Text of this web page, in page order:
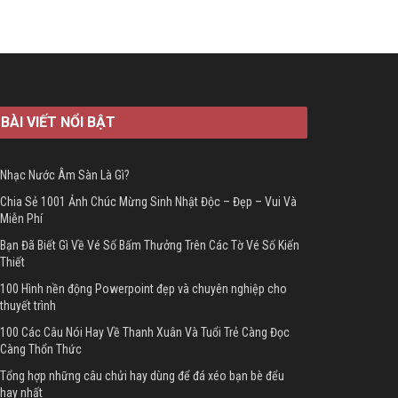
BÀI VIẾT NỔI BẬT
Nhạc Nước Âm Sàn Là Gì?
Chia Sẻ 1001 Ảnh Chúc Mừng Sinh Nhật Độc – Đẹp – Vui Và
Miễn Phí
Bạn Đã Biết Gì Về Vé Số Bấm Thưởng Trên Các Tờ Vé Số Kiến
Thiết
100 Hình nền động Powerpoint đẹp và chuyên nghiệp cho
thuyết trình
100 Các Câu Nói Hay Về Thanh Xuân Và Tuổi Trẻ Càng Đọc
Càng Thổn Thức
Tổng hợp những câu chửi hay dùng để đá xéo bạn bè đểu
hay nhất